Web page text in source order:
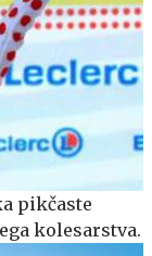
pikčaste
kolesarstva.